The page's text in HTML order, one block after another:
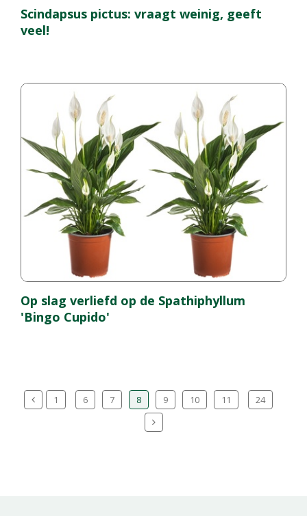
Scindapsus pictus: vraagt weinig, geeft
veel!
Op slag verliefd op de Spathiphyllum
'Bingo Cupido'
1 6 7 8 9 10 11 24